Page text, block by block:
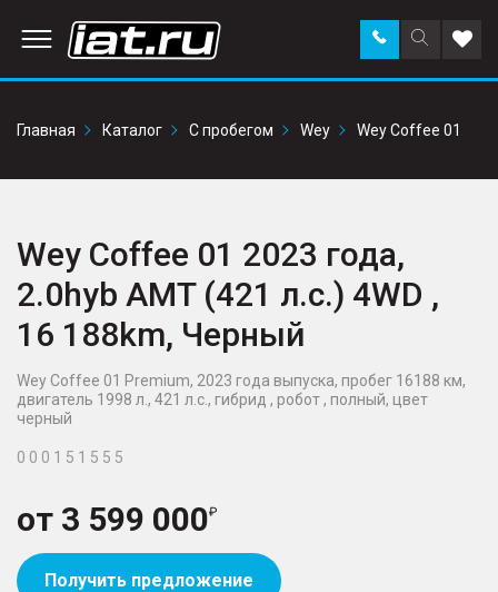
Поиск
по
Заказать
звонок в
Главная
Каталог С пробегом Wey Wey Coffee 01
Wey Coffee 01 2023 года,
2.0hyb AMT (421 л.с.) 4WD ,
16 188km, Черный
Wey Coffee 01 Premium, 2023 года выпуска, пробег 16188 км,
двигатель 1998 л., 421 л.с., гибрид , робот , полный, цвет
черный
0 0 0 1 5 1 5 5 5
от 3 599 000
Получить предложение